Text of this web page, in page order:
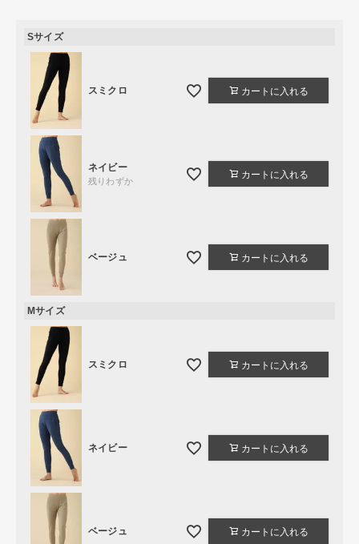
Sサイズ
スミクロ カートに入れる
ネイビー
残りわずか
カートに入れる
ベージュ カートに入れる
Mサイズ
スミクロ カートに入れる
ネイビー カートに入れる
ベージュ カートに入れる